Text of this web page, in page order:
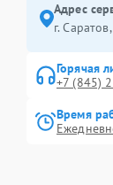
Адрес
г.
Горячая
+7 (845)
Время